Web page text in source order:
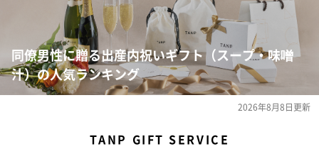
同僚男性に贈る出産内祝いギフト（スープ・味噌
汁）の人気ランキング
2026年8月8日更新
TANP GIFT SERVICE